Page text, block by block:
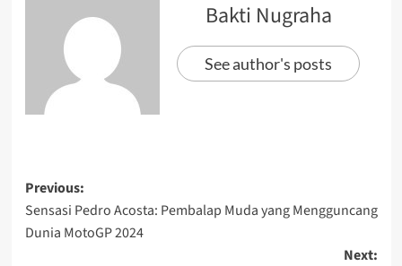
Bakti Nugraha
See author's posts
Previous:
Sensasi Pedro Acosta: Pembalap Muda yang Mengguncang
Dunia MotoGP 2024
Next: